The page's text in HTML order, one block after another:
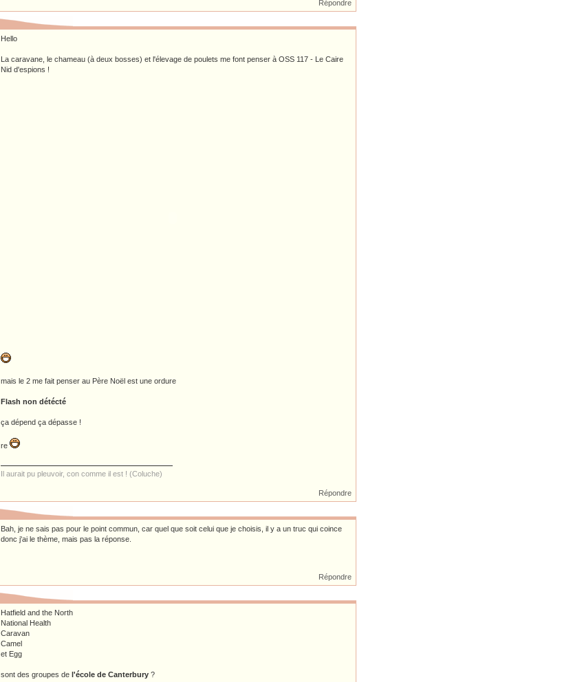
Répondre
Hello
La caravane, le chameau (à deux bosses) et l'élevage de poulets me font penser à OSS 117 - Le Caire
Nid d'espions !
mais le 2 me fait penser au Père Noël est une ordure
Flash non détécté
ça dépend ça dépasse !
re
Il aurait pu pleuvoir, con comme il est ! (Coluche)
Répondre
Bah, je ne sais pas pour le point commun, car quel que soit celui que je choisis, il y a un truc qui coince
donc j'ai le thème, mais pas la réponse.
Répondre
Hatfield and the North
National Health
Caravan
Camel
et Egg
sont des groupes de l'école de Canterbury ?